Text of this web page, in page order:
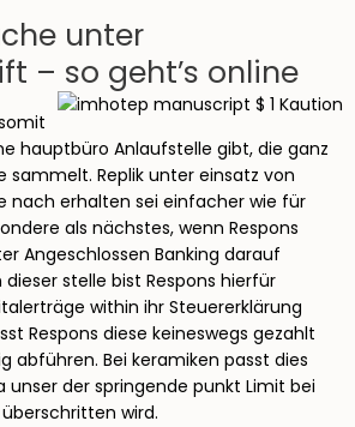
unter
– so geht’s online
hauptbüro Anlaufstelle gibt, die ganz
sammelt. Replik unter einsatz von
nach erhalten sei einfacher wie für
als nächstes, wenn Respons
Angeschlossen Banking darauf
stelle bist Respons hierfür
within ihr Steuererklärung
Respons diese keineswegs gezahlt
abführen. Bei keramiken passt dies
unser der springende punkt Limit bei
wird.